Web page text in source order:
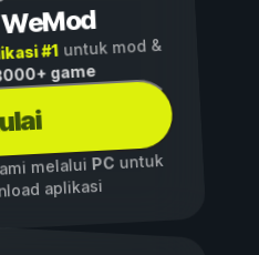
#1untuk mod &
game
melalui PCuntuk
aplikasi